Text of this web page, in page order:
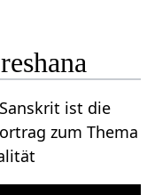
ist die
zum Thema